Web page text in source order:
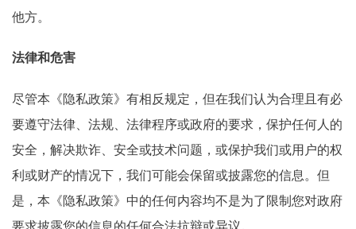
他方。
法律和危害
尽管本《隐私政策》有相反规定，但在我们认为合理且有必
要遵守法律、法规、法律程序或政府的要求，保护任何人的
安全，解决欺诈、安全或技术问题，或保护我们或用户的权
利或财产的情况下，我们可能会保留或披露您的信息。但
是，本《隐私政策》中的任何内容均不是为了限制您对政府
要求披露您的信息的任何合法抗辩或异议。